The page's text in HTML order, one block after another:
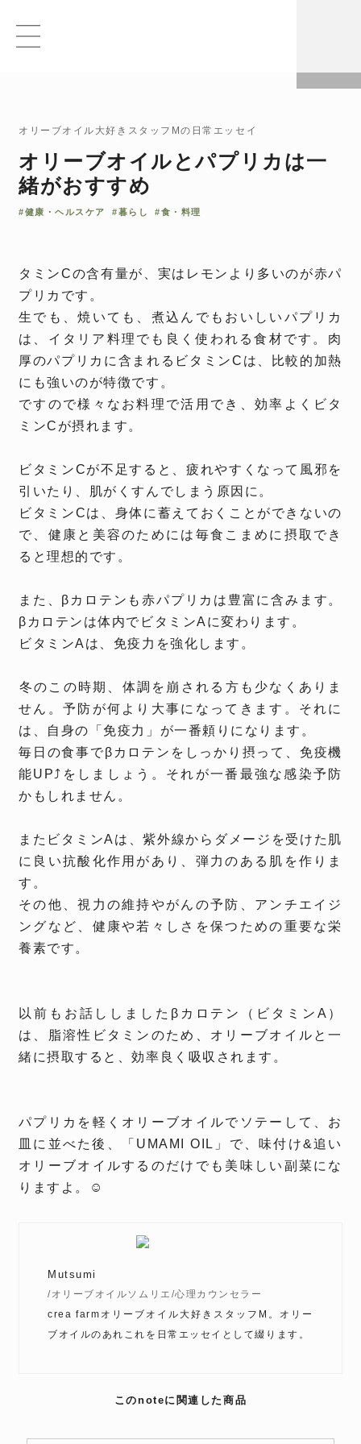
オリーブオイル大好きスタッフMの日常エッセイ
オリーブオイルとパプリカは一
緒がおすすめ
#健康・ヘルスケア #暮らし #食・料理
タミンCの含有量が、実はレモンより多いのが赤パ
プリカです。
生でも、焼いても、煮込んでもおいしいパプリカ
は、イタリア料理でも良く使われる食材です。 肉
厚のパプリカに含まれるビタミンCは、比較的加熱
にも強いのが特徴です。
ですので様々なお料理で活用でき、効率よくビタ
ミンCが摂れます。
ビタミンCが不足すると、疲れやすくなって風邪を
引いたり、肌がくすんでしまう原因に。
ビタミンCは、身体に蓄えておくことができないの
で、健康と美容のためには毎食こまめに摂取でき
ると理想的です。
また、βカロテンも赤パプリカは豊富に含みます。
βカロテンは体内でビタミンAに変わります。
ビタミンAは、免疫力を強化します。
冬のこの時期、体調を崩される方も少なくありま
せん。予防が何より大事になってきます。それに
は、自身の「免疫力」が一番頼りになります。
毎日の食事でβカロテンをしっかり摂って、免疫機
能UP⤴をしましょう。それが一番最強な感染予防
かもしれません。
またビタミンAは、紫外線からダメージを受けた肌
に良い抗酸化作用があり、弾力のある肌を作りま
す。
その他、視力の維持やがんの予防、アンチエイジ
ングなど、健康や若々しさを保つための重要な栄
養素です。
以前もお話ししましたβカロテン（ビタミンA）
は、脂溶性ビタミンのため、オリーブオイルと一
緒に摂取すると、効率良く吸収されます。
パプリカを軽くオリーブオイルでソテーして、お
皿に並べた後、「UMAMI OIL」で、味付け&追い
オリーブオイルするのだけでも美味しい副菜にな
りますよ。☺️
Mutsumi
/オリーブオイルソムリエ/心理カウンセラー
crea farmオリーブオイル大好きスタッフM。オリー
ブオイルのあれこれを日常エッセイとして綴ります。
このnoteに関連した商品